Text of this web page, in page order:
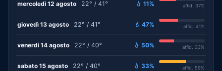
mercoledì 12 agosto 22° / 41° 💧 11% affid. 37%
giovedì 13 agosto 22° / 41° 💧 47% affid. 41%
venerdì 14 agosto 22° / 40° 💧 50% affid. 33%
sabato 15 agosto 22° / 40° 💧 33% affid. 59%